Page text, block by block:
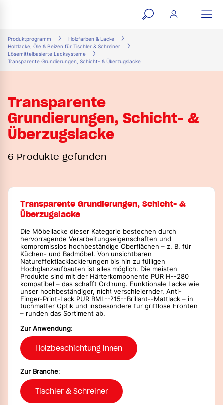
open
Produktprogramm
Holzfarben & Lacke
Holzlacke, Öle & Beizen für Tischler & Schreiner
Lösemittelbasierte Lacksysteme
Transparente Grundierungen, Schicht- & Überzugslacke
Transparente
Grundierungen, Schicht- &
Überzugslacke
6 Produkte gefunden
Transparente Grundierungen, Schicht- &
Überzugslacke
Die Möbellacke dieser Kategorie bestechen durch
hervorragende Verarbeitungseigenschaften und
kompromisslos hochbeständige Oberflächen – z. B. für
Küchen- und Badmöbel. Von unsichtbaren
Natureffektlacklackierungen bis hin zu fülligen
Hochglanzaufbauten ist alles möglich. Die meisten
Produkte sind mit der Härterkomponente PUR H--280
kompatibel – das schafft Ordnung. Funktionale Lacke wie
unser hochbeständiger, nicht verschleiernder, Anti-
Finger-Print-Lack PUR BML--215--Brillant--Mattlack – in
tuchmatter Optik und insbesondere für grifflose Fronten
– runden das Sortiment ab.
Zur Anwendung:
Holzbeschichtung innen
Zur Branche:
Tischler & Schreiner